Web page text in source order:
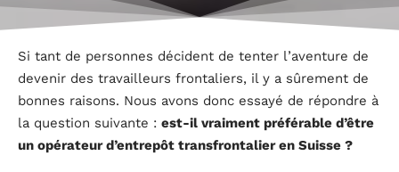
Si tant de personnes décident de tenter l’aventure de
devenir des travailleurs frontaliers, il y a sûrement de
bonnes raisons. Nous avons donc essayé de répondre à
la question suivante : est-il vraiment préférable d’être
un opérateur d’entrepôt transfrontalier en Suisse ?